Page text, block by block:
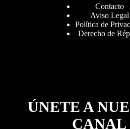
Contacto
Aviso Legal
Política de
Derecho de
ÚNETE A
CANAL